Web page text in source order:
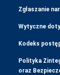
Zgłaszanie
Wytyczne
Kodeks
Polityka
oraz